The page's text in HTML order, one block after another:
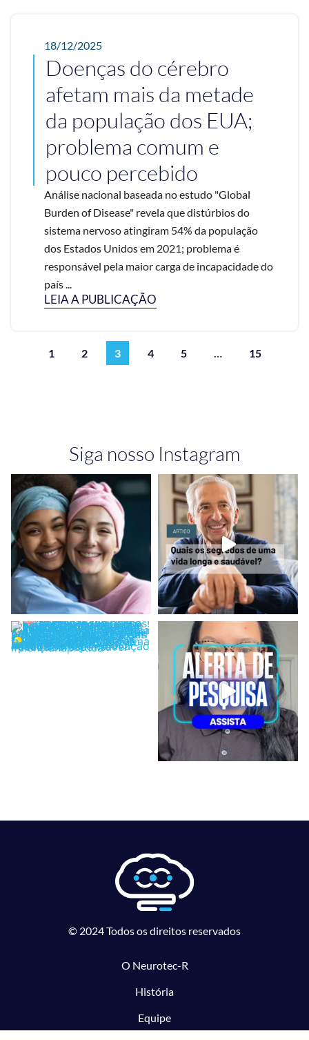
18/12/2025
Doenças do cérebro
afetam mais da metade
da população dos EUA;
problema comum e
pouco percebido
Análise nacional baseada no estudo "Global
Burden of Disease" revela que distúrbios do
sistema nervoso atingiram 54% da população
dos Estados Unidos em 2021; problema é
responsável pela maior carga de incapacidade do
país ...
LEIA A PUBLICAÇÃO
1 2 3 4 5 … 15
Siga nosso Instagram
© 2024 Todos os direitos reservados
O Neurotec-R
História
Equipe